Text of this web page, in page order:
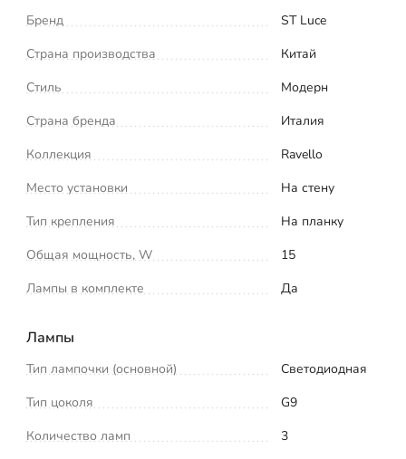
Бренд
ST Luce
Страна производства
Китай
Стиль
Модерн
Страна бренда
Италия
Коллекция
Ravello
Место установки
На стену
Тип крепления
На планку
Общая мощность, W
15
Лампы в комплекте
Да
Лампы
Тип лампочки (основной)
Светодиодная
Тип цоколя
G9
Количество ламп
3